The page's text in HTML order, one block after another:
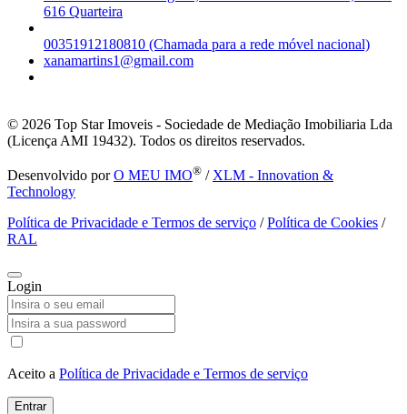
616 Quarteira
00351912180810 (Chamada para a rede móvel nacional)
xanamartins1@gmail.com
© 2026 Top Star Imoveis - Sociedade de Mediação Imobiliaria Lda
(Licença AMI 19432). Todos os direitos reservados.
Desenvolvido porO MEU IMO® / XLM - Innovation &
Technology
Política de Privacidade e Termos de serviço /Política de Cookies /
RAL
Login
Aceito a Política de Privacidade e Termos de serviço
Entrar